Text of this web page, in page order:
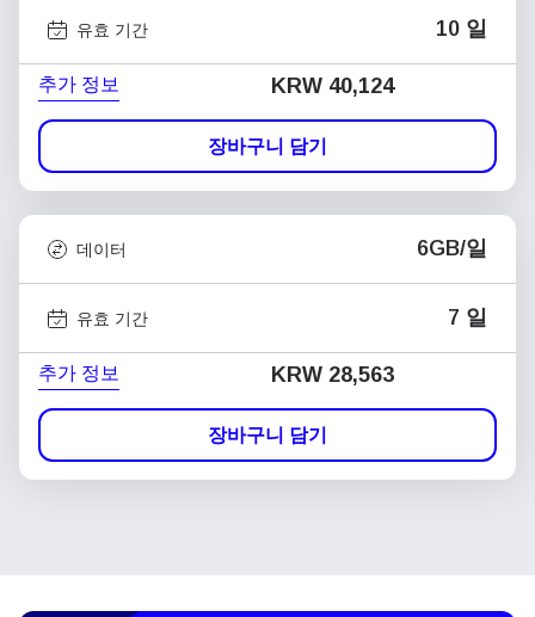
유효 기간 10 일
추가 정보 KRW 40,124
장바구니 담기
데이터 6GB/일
유효 기간 7 일
추가 정보 KRW 28,563
장바구니 담기